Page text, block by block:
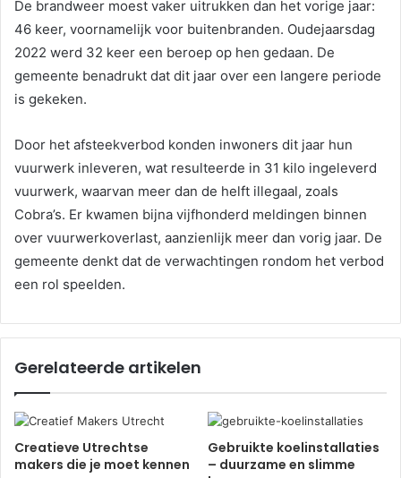
De brandweer moest vaker uitrukken dan het vorige jaar:
46 keer, voornamelijk voor buitenbranden. Oudejaarsdag
2022 werd 32 keer een beroep op hen gedaan. De
gemeente benadrukt dat dit jaar over een langere periode
is gekeken.
Door het afsteekverbod konden inwoners dit jaar hun
vuurwerk inleveren, wat resulteerde in 31 kilo ingeleverd
vuurwerk, waarvan meer dan de helft illegaal, zoals
Cobra’s. Er kwamen bijna vijfhonderd meldingen binnen
over vuurwerkoverlast, aanzienlijk meer dan vorig jaar. De
gemeente denkt dat de verwachtingen rondom het verbod
een rol speelden.
Gerelateerde artikelen
Creatieve Utrechtse
makers die je moet kennen
Gebruikte koelinstallaties
– duurzame en slimme